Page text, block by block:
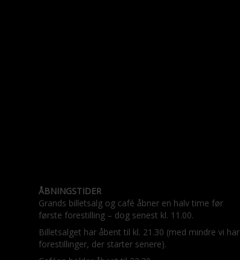
ÅBNINGSTIDER
Grands billetsalg og café åbner en halv time før
første forestilling – dog senest kl. 11.00.
Billetsalget har åbent til kl. 21.30 (med mindre vi har
forestillinger, der starter senere).